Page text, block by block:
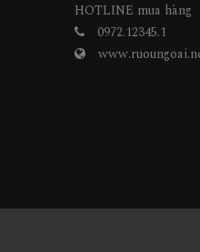
HOTLINE mua hàng
0972.12345.1